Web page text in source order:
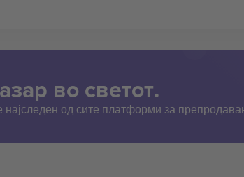
во светот.
најследен од сите платформи за